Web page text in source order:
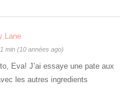
Lane
min (10 années ago)
Eva! J’ai essaye une pate aux
les autres ingredients